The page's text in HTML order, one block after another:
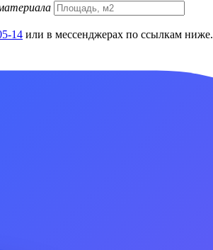
14 или в мессенджерах по ссылкам ниже.